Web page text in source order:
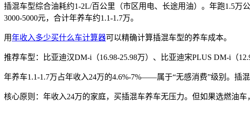
插混车型综合油耗约1-2L/百公里（市区用电、长途用油）。年跑1.5万
3000-5000元，合计年养车约1.1-1.7万。
用年收入多少买什么车计算器可以精确计算插混车型的养车成本。
推荐车型：比亚迪汉DM-i（16.98-25.98万）、比亚迪宋PLUS DM-i（
年养车1.1-1.7万占年收入24万的4.6%-7%——属于“无感消费”级别。插
核心原则：年收入24万的家庭，买插混车养车无压力。但如果选燃油